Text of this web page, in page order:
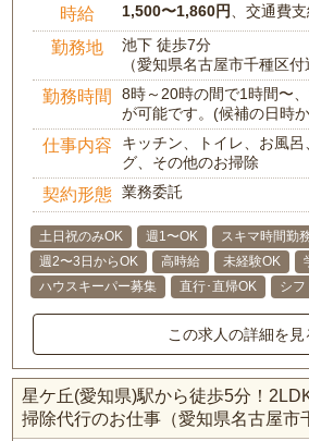
時給 1,500〜1,860円 、交通費
勤務地
池下 徒歩7分
（愛知県名古屋市千種区付
勤務時間
8時～20時の間で1時間〜
が可能です。(候補の日時
仕事内容
キッチン、トイレ、お風
グ、その他のお掃除
契約形態 業務委託
土日祝のみOK 週1〜OK
スキマ時間勤
週2〜3日からOK
高時給 未経験OK
ハウスキーパー募集
直行･直帰OK シフ
この求人の詳細を見
星ケ丘(愛知県)駅から徒歩5分！
掃除代行のお仕事（愛知県名古屋市